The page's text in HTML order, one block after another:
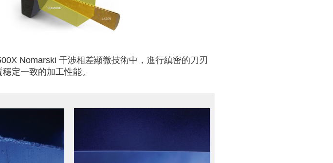
Nomarski 干涉相差顯微技術中，進行縝密的刀刃
定一致的加工性能。